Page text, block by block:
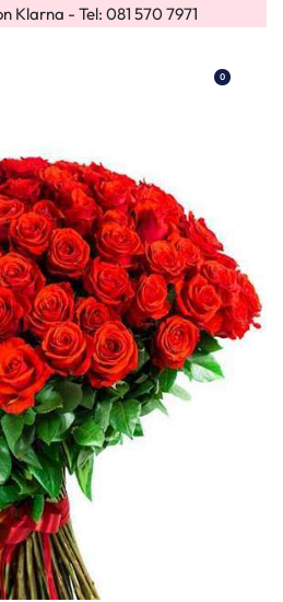
Klarna - Tel: 081 570 7971
0